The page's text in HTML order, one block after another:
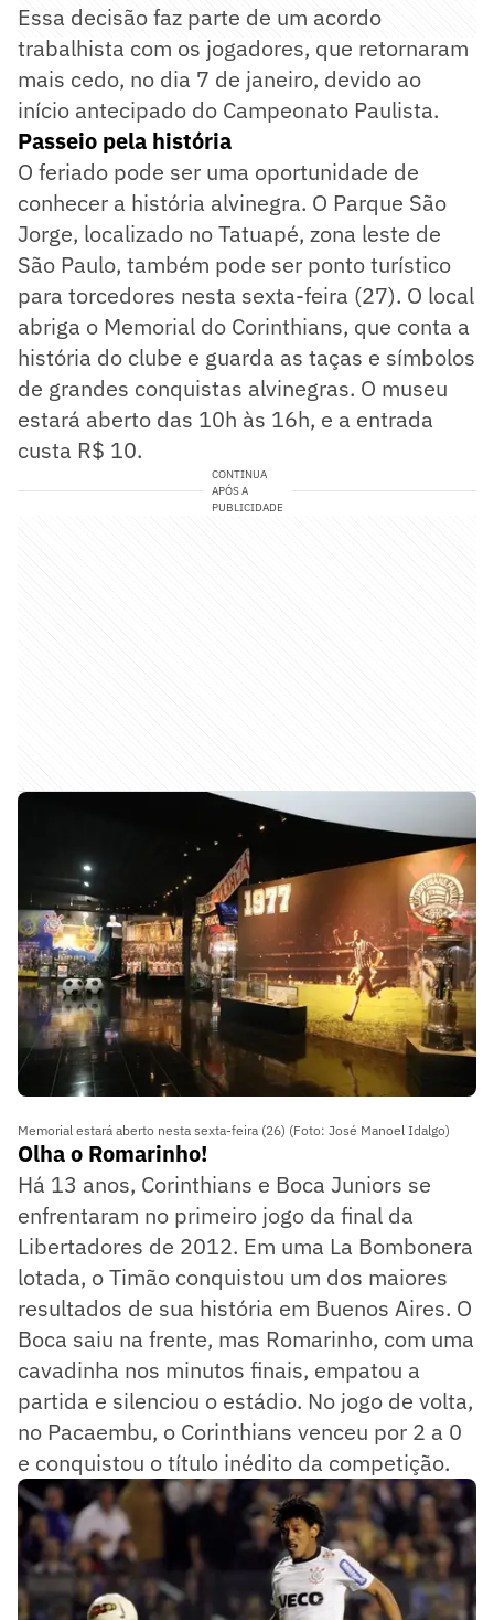
Essa decisão faz parte de um acordo
trabalhista com os jogadores, que retornaram
mais cedo, no dia 7 de janeiro, devido ao
início antecipado do Campeonato Paulista.
Passeio pela história
O feriado pode ser uma oportunidade de
conhecer a história alvinegra. O Parque São
Jorge, localizado no Tatuapé, zona leste de
São Paulo, também pode ser ponto turístico
para torcedores nesta sexta-feira (27). O local
abriga o Memorial do Corinthians, que conta a
história do clube e guarda as taças e símbolos
de grandes conquistas alvinegras. O museu
estará aberto das 10h às 16h, e a entrada
custa R$ 10.
CONTINUA
APÓS A
PUBLICIDADE
Memorial estará aberto nesta sexta-feira (26) (Foto: José Manoel Idalgo)
Olha o Romarinho!
Há 13 anos, Corinthians e Boca Juniors se
enfrentaram no primeiro jogo da final da
Libertadores de 2012. Em uma La Bombonera
lotada, o Timão conquistou um dos maiores
resultados de sua história em Buenos Aires. O
Boca saiu na frente, mas Romarinho, com uma
cavadinha nos minutos finais, empatou a
partida e silenciou o estádio. No jogo de volta,
no Pacaembu, o Corinthians venceu por 2 a 0
e conquistou o título inédito da competição.